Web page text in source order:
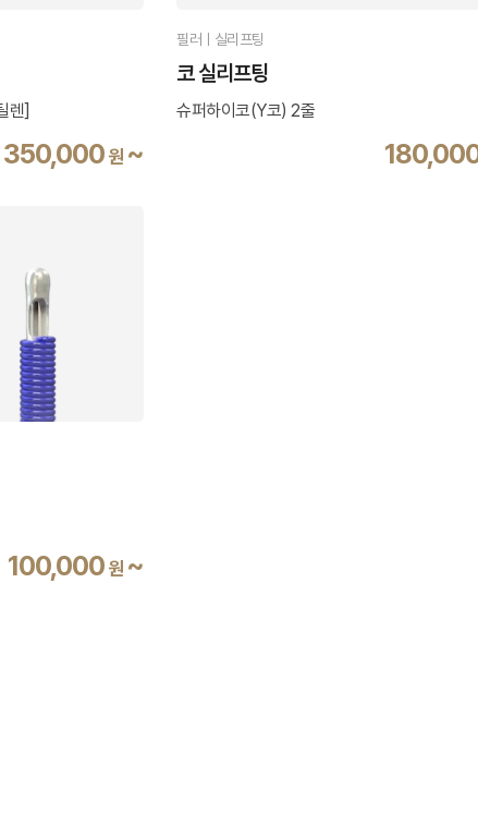
렌]
350,000 원 ~
필러ㅣ실리프팅
코 실리프팅
슈퍼하이코(Y코) 2줄
100,000 원 ~